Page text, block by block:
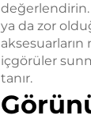
değerlendirin.
ya da zor
aksesuarların
içgörüler
tanır.